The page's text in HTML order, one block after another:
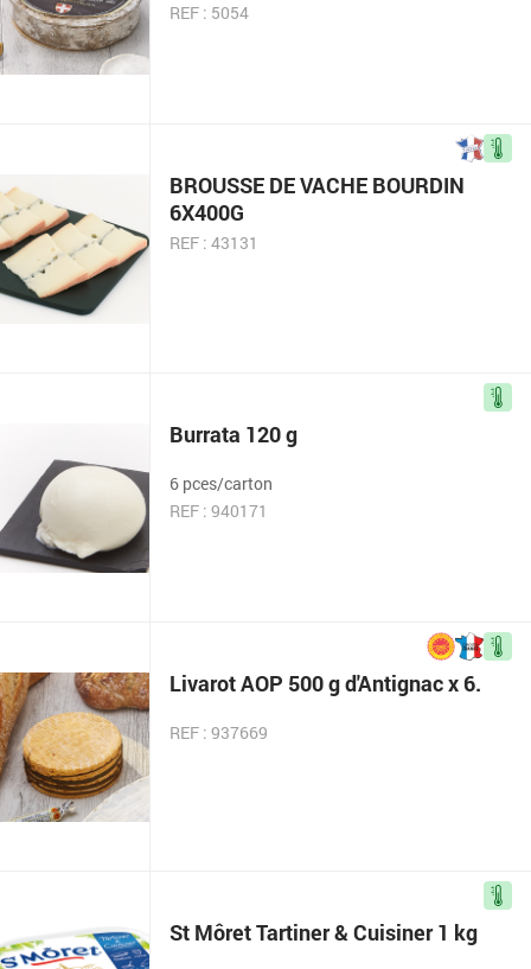
REF : 5054
BROUSSE DE VACHE BOURDIN
6X400G
REF : 43131
Burrata 120 g
6 pces/carton
REF : 940171
Livarot AOP 500 g d'Antignac x 6.
REF : 937669
St Môret Tartiner & Cuisiner 1 kg